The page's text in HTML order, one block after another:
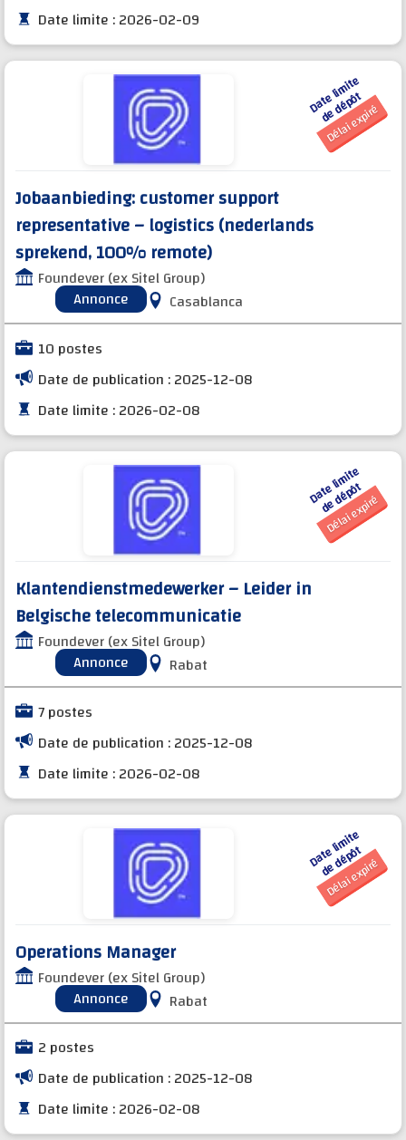
Date limite : 2026-02-09
D
a
t
e li
mi
t
e
d
e
d
é
p
ô
t
Délai expiré
Jobaanbieding: customer support
representative – logistics (nederlands
sprekend, 100% remote)
Foundever (ex Sitel Group)
Annonce
Casablanca
10 postes
Date de publication : 2025-12-08
Date limite : 2026-02-08
D
a
t
e li
mi
t
e
d
e
d
é
p
ô
t
Délai expiré
Klantendienstmedewerker – Leider in
Belgische telecommunicatie
Foundever (ex Sitel Group)
Annonce
Rabat
7 postes
Date de publication : 2025-12-08
Date limite : 2026-02-08
D
a
t
e li
mi
t
e
d
e
d
é
p
ô
t
Délai expiré
Operations Manager
Foundever (ex Sitel Group)
Annonce
Rabat
2 postes
Date de publication : 2025-12-08
Date limite : 2026-02-08